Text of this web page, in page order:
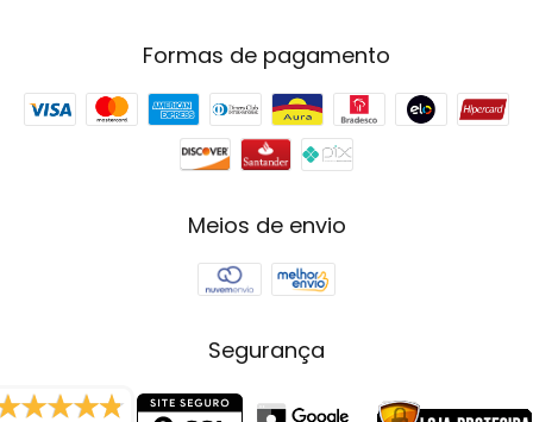
Formas de pagamento
Meios de envio
Segurança